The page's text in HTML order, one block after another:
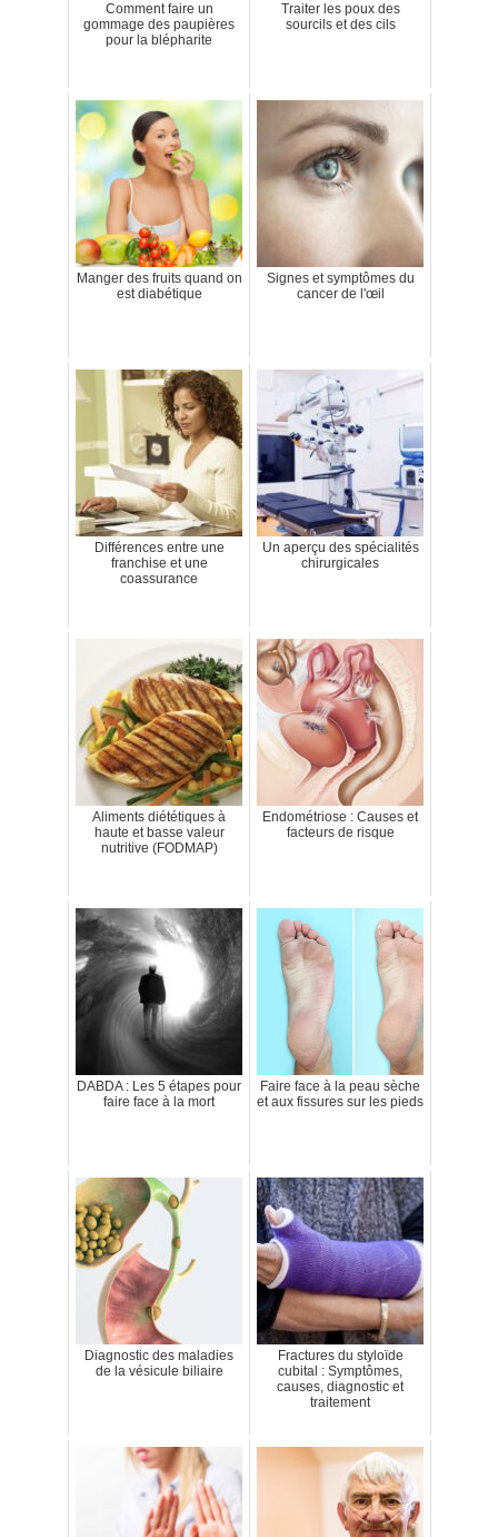
Comment faire un
gommage des paupières
pour la blépharite
Traiter les poux des
sourcils et des cils
Manger des fruits quand on
est diabétique
Signes et symptômes du
cancer de l'œil
Différences entre une
franchise et une
coassurance
Un aperçu des spécialités
chirurgicales
Aliments diététiques à
haute et basse valeur
nutritive (FODMAP)
Endométriose : Causes et
facteurs de risque
DABDA : Les 5 étapes pour
faire face à la mort
Faire face à la peau sèche
et aux fissures sur les pieds
Diagnostic des maladies
de la vésicule biliaire
Fractures du styloïde
cubital : Symptômes,
causes, diagnostic et
traitement